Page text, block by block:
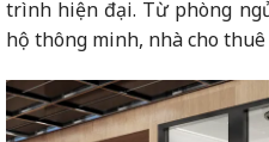
trình hiện đại. Từ phòng
hộ thông minh, nhà cho thuê